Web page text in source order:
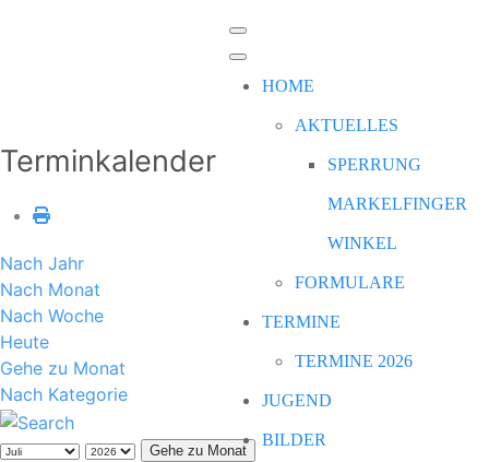
HOME
AKTUELLES
SPERRUNG
MARKELFINGER
WINKEL
FORMULARE
TERMINE
TERMINE 2026
JUGEND
BILDER
Terminkalender
Nach Jahr
Nach Monat
Nach Woche
Heute
Gehe zu Monat
Nach Kategorie
Gehe zu Monat